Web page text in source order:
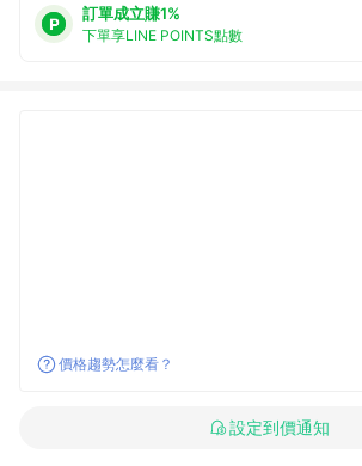
訂單成立賺1%
下單享LINE POINTS點數
價格趨勢怎麼看？
設定到價通知